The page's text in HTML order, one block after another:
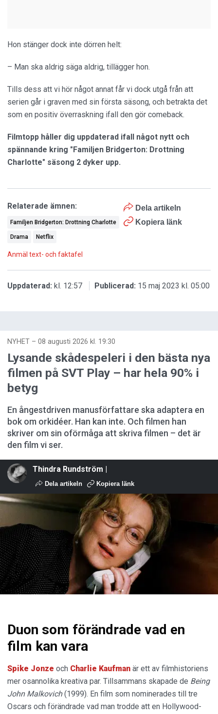
Hon stänger dock inte dörren helt:
– Man ska aldrig säga aldrig, tillägger hon.
Tills dess att vi hör något annat får vi dock utgå från att
serien går i graven med sin första säsong, och betrakta det
som en positiv överraskning ifall den gör comeback.
Filmtopp håller dig uppdaterad ifall något nytt och
spännande kring "Familjen Bridgerton: Drottning
Charlotte" säsong 2 dyker upp.
Dela artikeln
Kopiera länk
Relaterade ämnen:
Familjen Bridgerton: Drottning Charlotte
Drama Netflix
Anmäl text- och faktafel
Uppdaterad: kl. 12:57 Publicerad: 15 maj 2023 kl. 05:00
NYHET – 08 augusti 2026 kl. 19:30
Lysande skådespeleri i den bästa nya
filmen på SVT Play – har hela 90% i
betyg
En ångestdriven manusförfattare ska adaptera en
bok om orkidéer. Han kan inte. Och filmen han
skriver om sin oförmåga att skriva filmen – det är
den film vi ser.
Thindra Rundström |
Dela artikeln Kopiera länk
Duon som förändrade vad en
film kan vara
Spike Jonze och Charlie Kaufman är ett av filmhistoriens
mer osannolika kreativa par. Tillsammans skapade de Being
John Malkovich(1999). En film som nominerades till tre
Oscars och förändrade vad man trodde att en Hollywood-